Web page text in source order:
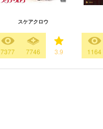
スケアクロウ
7377 7746 3.9 1164